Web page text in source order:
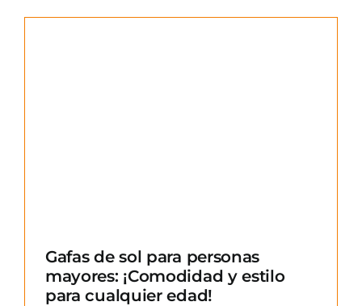
Gafas de sol para personas
mayores: ¡Comodidad y estilo
para cualquier edad!